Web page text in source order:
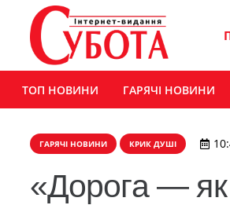
ТОП НОВИНИ ГАРЯЧІ НОВИНИ
ГАРЯЧІ НОВИНИ КРИК ДУШІ
«Дорога — як